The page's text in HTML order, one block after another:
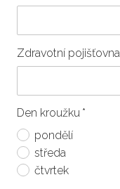
Zdravotní pojišťovna
Den kroužku *
pondělí
středa
čtvrtek